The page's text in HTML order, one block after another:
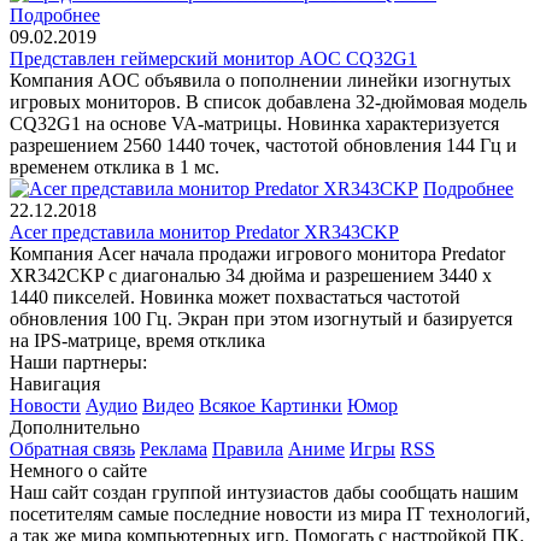
Подробнее
09.02.2019
Представлен геймерский монитор AOC CQ32G1
Компания AOC объявила о пополнении линейки изогнутых
игровых мониторов. В список добавлена 32-дюймовая модель
CQ32G1 на основе VA-матрицы. Новинка характеризуется
разрешением 2560 1440 точек, частотой обновления 144 Гц и
временем отклика в 1 мс.
Подробнее
22.12.2018
Acer представила монитор Predator XR343CKP
Компания Acer начала продажи игрового монитора Predator
XR342CKP с диагональю 34 дюйма и разрешением 3440 x
1440 пикселей. Новинка может похвастаться частотой
обновления 100 Гц. Экран при этом изогнутый и базируется
на IPS-матрице, время отклика
Наши партнеры:
Навигация
Новости Аудио Видео Всякое Картинки Юмор
Дополнительно
Обратная связь Реклама Правила Аниме Игры RSS
Немного о сайте
Наш сайт создан группой интузиастов дабы сообщать нашим
посетителям самые последние новости из мира IT технологий,
а так же мира компьютерных игр. Помогать с настройкой ПК.